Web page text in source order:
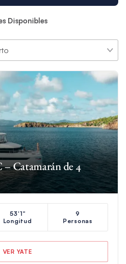
Disponibles
Catamarán de 4
53'1"
Longitud
9
Personas
VER YATE